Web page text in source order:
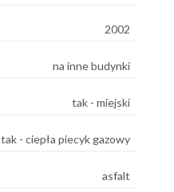
2002
na inne budynki
tak - miejski
tak - ciepła piecyk gazowy
asfalt